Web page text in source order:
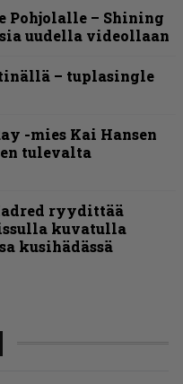
Pohjolalle – Shining
uudella videollaan
– tuplasingle
-mies Kai Hansen
tulevalta
ryydittää
kuvatulla
kusihädässä